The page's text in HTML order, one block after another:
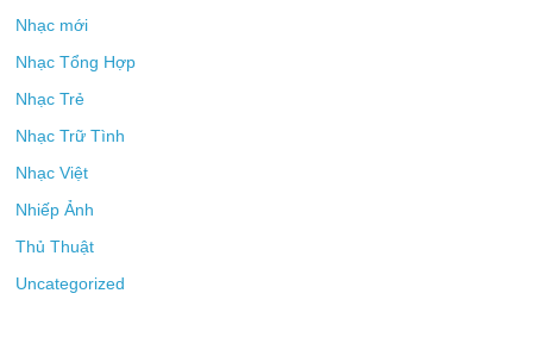
Nhạc mới
Nhạc Tổng Hợp
Nhạc Trẻ
Nhạc Trữ Tình
Nhạc Việt
Nhiếp Ảnh
Thủ Thuật
Uncategorized